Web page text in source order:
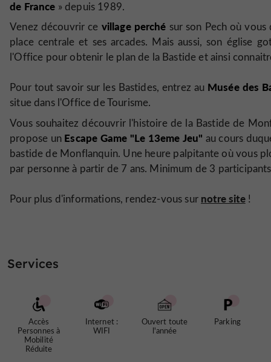
de France » depuis 1989.
Venez découvrir ce village perché sur son Pech où
place centrale et ses arcades. Mais aussi, son église
l'Office pour obtenir le plan de la Bastide et ainsi
Pour tout savoir sur les Bastides, entrez au Musée des
situe dans l'Office de Tourisme.
Vous souhaitez découvrir l'histoire de la Bastide de
propose un Escape Game "Le 13eme Jeu" au cours
bastide de Monflanquin. Une heure palpitante où vous
par personne à partir de 7 ans. Minimum de 3
Pour plus d'informations, rendez-vous sur notre site!
Services
Accès
Personnes à
Mobilité
Réduite
Internet :
WIFI
Ouvert toute
l'année
Parking